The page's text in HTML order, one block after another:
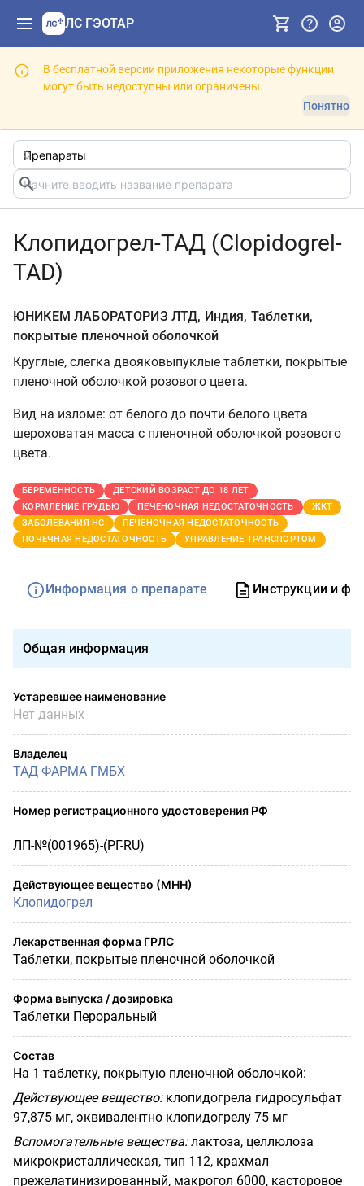
ЛС ГЭОТАР
В бесплатной версии приложения некоторые функции
могут быть недоступны или ограничены.
Понятно
Клопидогрел-ТАД (Clopidogrel-
TAD)
ЮНИКЕМ ЛАБОРАТОРИЗ ЛТД, Индия, Таблетки,
покрытые пленочной оболочкой
Круглые, слегка двояковыпуклые таблетки, покрытые
пленочной оболочкой розового цвета.
Вид на изломе: от белого до почти белого цвета
шероховатая масса с пленочной оболочкой розового
цвета.
БЕРЕМЕННОСТЬ
ДЕТСКИЙ ВОЗРАСТ ДО 18 ЛЕТ
КОРМЛЕНИЕ ГРУДЬЮ
ПЕЧЕНОЧНАЯ НЕДОСТАТОЧНОСТЬ
ЖКТ
ЗАБОЛЕВАНИЯ НС
ПЕЧЕНОЧНАЯ НЕДОСТАТОЧНОСТЬ
ПОЧЕЧНАЯ НЕДОСТАТОЧНОСТЬ
УПРАВЛЕНИЕ ТРАНСПОРТОМ
Информация о препарате Инструкции и
Общая информация
Устаревшее наименование
Нет данных
Владелец
ТАД ФАРМА ГМБХ
Номер регистрационного удостоверения РФ
ЛП-№(001965)-(РГ-RU)
Действующее вещество (МНН)
Клопидогрел
Лекарственная форма ГРЛС
Таблетки, покрытые пленочной оболочкой
Форма выпуска / дозировка
Таблетки Пероральный
Состав
На 1 таблетку, покрытую пленочной оболочкой:
Действующее вещество:клопидогрела гидросульфат
97,875 мг, эквивалентно клопидогрелу 75 мг
Вспомогательные вещества:лактоза, целлюлоза
микрокристаллическая, тип 112, крахмал
прежелатинизированный, макрогол 6000, касторовое